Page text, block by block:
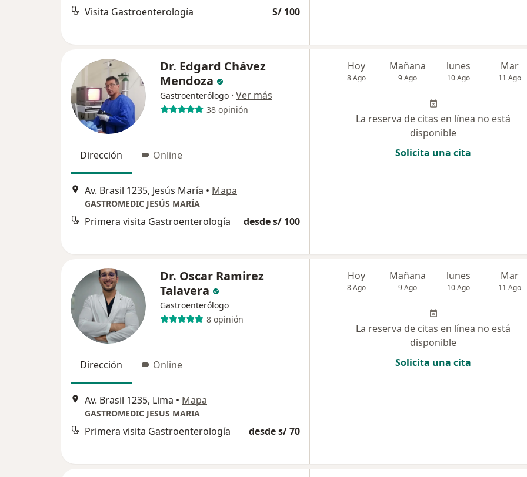
Visita Gastroenterología S/ 100
Dr. Edgard Chávez
Mendoza
Gastroenterólogo · Ver más
38 opinión
Dirección Online
Av. Brasil 1235, Jesús María • Mapa
GASTROMEDIC JESÚS MARÍA
Primera visita Gastroenterología desde s/ 100
Hoy
8 Ago
Mañana
9 Ago
lunes
10 Ago
Mar
11 Ago
La reserva de citas en línea no está
disponible
Solicita una cita
Dr. Oscar Ramirez
Talavera
Gastroenterólogo
8 opinión
Dirección Online
Av. Brasil 1235, Lima • Mapa
GASTROMEDIC JESUS MARIA
Primera visita Gastroenterología desde s/ 70
Hoy
8 Ago
Mañana
9 Ago
lunes
10 Ago
Mar
11 Ago
La reserva de citas en línea no está
disponible
Solicita una cita